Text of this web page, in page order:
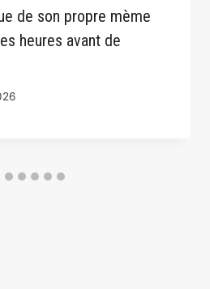
de son propre mème
heures avant de